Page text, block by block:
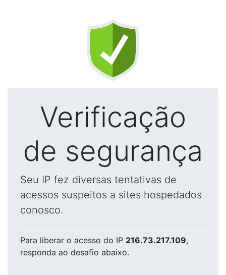
Verificação
de segurança
Seu IP fez diversas tentativas de
acessos suspeitos a sites hospedados
conosco.
Para liberar o acesso do IP 216.73.217.109,
responda ao desafio abaixo.